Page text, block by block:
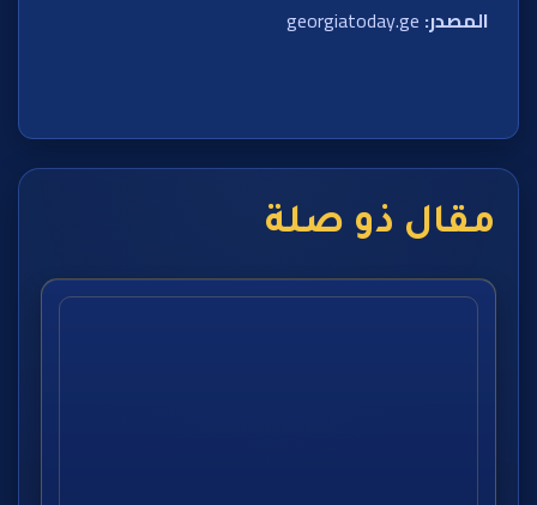
المصدر:
مقال ذو صلة